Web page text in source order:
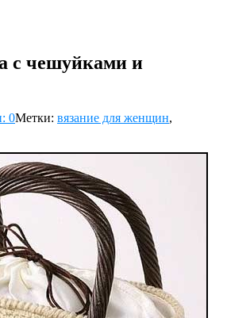
с чешуйками и
0Метки: вязание для женщин,